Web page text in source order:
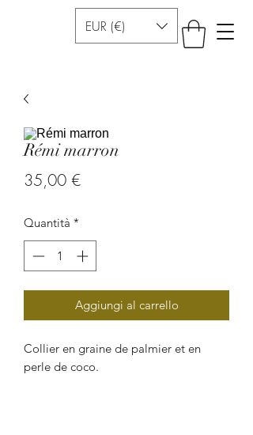
EUR (€)
Rémi marron
35,00 €Prezzo
Quantità *
Aggiungi al carrello
Collier en graine de palmier et en
perle de coco.